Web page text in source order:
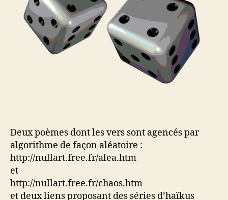
Deux poèmes dont les vers sont agencés par
algorithme de façon aléatoire :
http://nullart.free.fr/alea.htm
et
http://nullart.free.fr/chaos.htm
et deux liens proposant des séries d’haïkus